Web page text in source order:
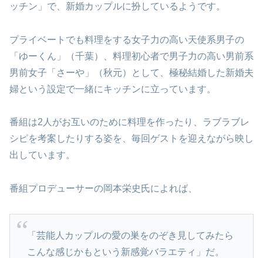
ッチン」で、新婚カップルに扮しているようです。
プライベートでも料理をする女子力の高い天使系男子の
「ゆーくん」（千葉）、料理初心者で男子力の高い男前系
男前女子「さーや」（秋元）として、極秘結婚した新婚夫
婦という設定で一緒にキッチンに立っています。
番組は2人がお互いのために料理を作ったり、ラブラブレ
シピを考案したりする姿を、毎回ゲストを迎えながら映し
出しています。
番組プロデューサーの岡本栄史氏によれば、
「芸能人カップルの愛の巣をのぞき見してみたら
こんな感じかもという新感覚バラエティ」だ。